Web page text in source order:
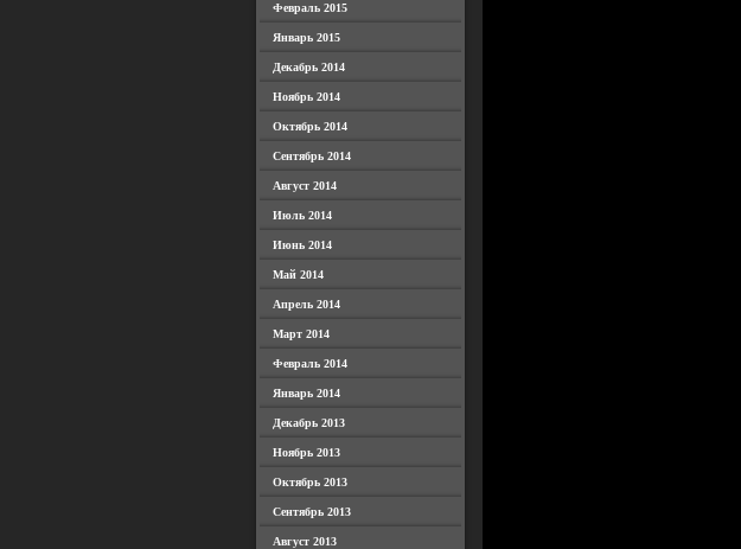
Февраль 2015
Январь 2015
Декабрь 2014
Ноябрь 2014
Октябрь 2014
Сентябрь 2014
Август 2014
Июль 2014
Июнь 2014
Май 2014
Апрель 2014
Март 2014
Февраль 2014
Январь 2014
Декабрь 2013
Ноябрь 2013
Октябрь 2013
Сентябрь 2013
Август 2013